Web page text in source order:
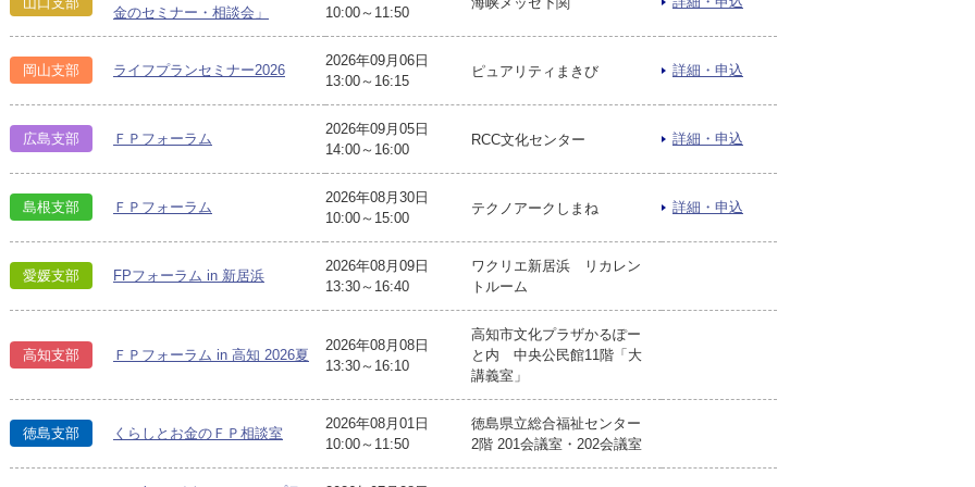
金のセミナー・相談会」 10:00～11:50
岡山支部 ライフプランセミナー2026
2026年09月06日
13:00～16:15
ピュアリティまきび 詳細・申込
広島支部 ＦＰフォーラム
2026年09月05日
14:00～16:00
RCC文化センター 詳細・申込
島根支部 ＦＰフォーラム
2026年08月30日
10:00～15:00
テクノアークしまね 詳細・申込
愛媛支部 FPフォーラム in 新居浜
2026年08月09日
13:30～16:40
ワクリエ新居浜 リカレン
トルーム
高知支部 ＦＰフォーラム in 高知 2026夏
2026年08月08日
13:30～16:10
高知市文化プラザかるぽー
と内 中央公民館11階「大
講義室」
徳島支部 くらしとお金のＦＰ相談室
2026年08月01日
10:00～11:50
徳島県立総合福祉センター
2階 201会議室・202会議室